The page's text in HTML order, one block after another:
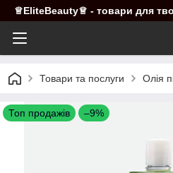
♕EliteBeauty♕ - товари для
Товари та послуги Олія
Топ продажів –9%